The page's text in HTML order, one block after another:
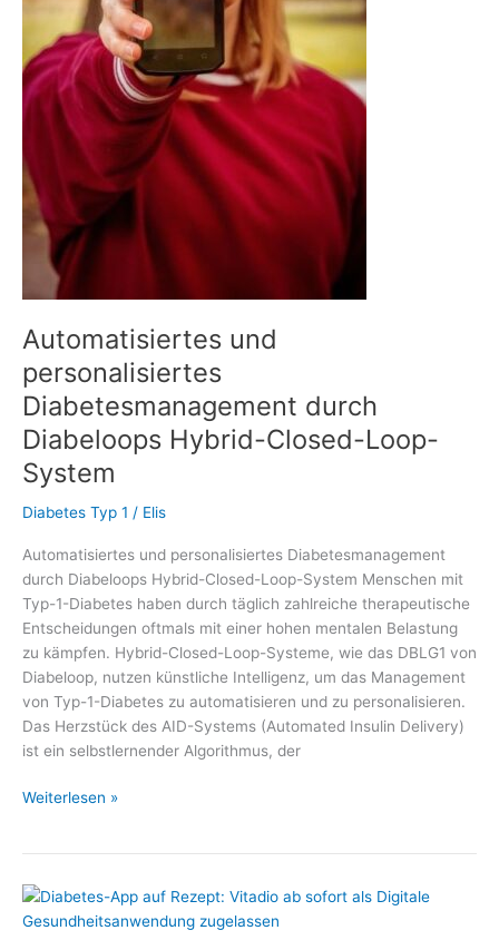
Automatisiertes und
personalisiertes
Diabetesmanagement durch
Diabeloops Hybrid-Closed-Loop-
System
Diabetes Typ 1 / Elis
Automatisiertes und personalisiertes Diabetesmanagement
durch Diabeloops Hybrid-Closed-Loop-System Menschen mit
Typ-1-Diabetes haben durch täglich zahlreiche therapeutische
Entscheidungen oftmals mit einer hohen mentalen Belastung
zu kämpfen. Hybrid-Closed-Loop-Systeme, wie das DBLG1 von
Diabeloop, nutzen künstliche Intelligenz, um das Management
von Typ-1-Diabetes zu automatisieren und zu personalisieren.
Das Herzstück des AID-Systems (Automated Insulin Delivery)
ist ein selbstlernender Algorithmus, der
Automatisiertes
durch
Diabeloops
Weiterlesen »